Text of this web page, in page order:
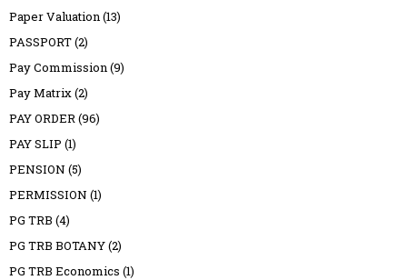
Paper Valuation(13)
PASSPORT(2)
Pay Commission(9)
Pay Matrix(2)
PAY ORDER(96)
PAY SLIP (1)
PENSION (5)
PERMISSION (1)
PG TRB (4)
PG TRB BOTANY(2)
PG TRB Economics (1)